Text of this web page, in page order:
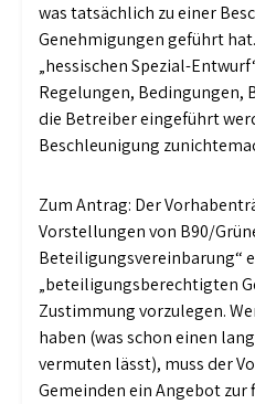
was tatsächlich zu einer
Genehmigungen geführt
„hessischen Spezial-
Regelungen,
die Betreiber eingeführt
Beschleunigung
Zum Antrag: Der
Vorstellungen von B90/
Beteiligungsvereinbarung“
„beteiligungsberechtigten
Zustimmung vorzulegen.
haben (was schon einen
vermuten lässt), muss der
Gemeinden ein Angebot